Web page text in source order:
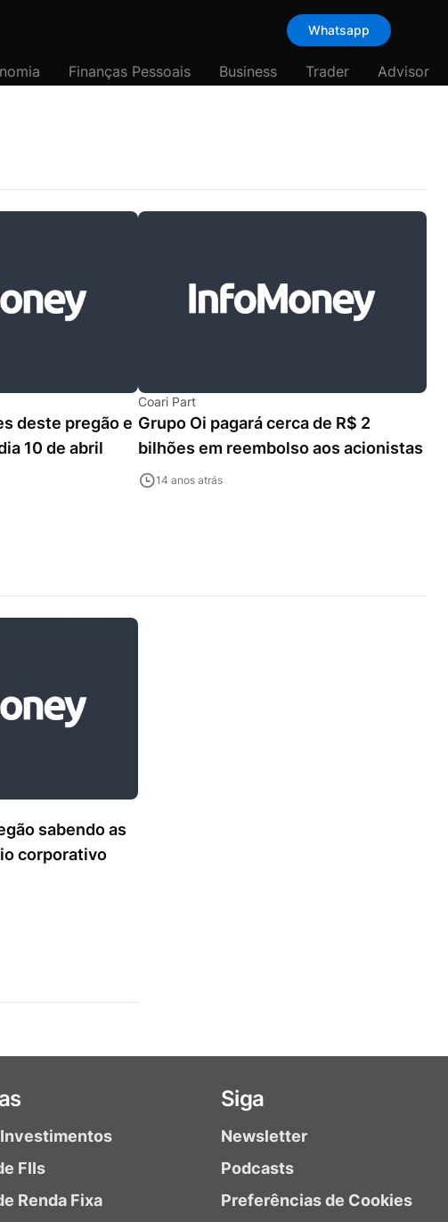
Whatsapp
Finanças Pessoais Business Trader Advisor
deste pregão e
10 de abril
Coari Part
Grupo Oi pagará cerca de R$ 2
bilhões em reembolso aos acionistas
14 anos atrás
sabendo as
corporativo
FIIs
Renda Fixa
Siga
Newsletter
Podcasts
Preferências de Cookies